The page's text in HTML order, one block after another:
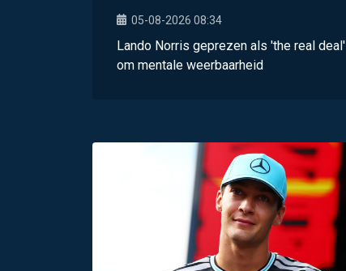
05-08-2026 08:34
Lando Norris geprezen als 'the real deal'
om mentale weerbaarheid